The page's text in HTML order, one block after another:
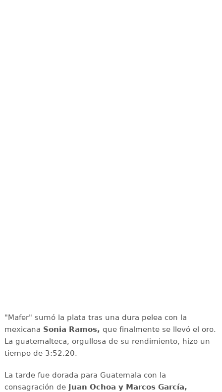
"Mafer" sumó la plata tras una dura pelea con la
mexicana Sonia Ramos, que finalmente se llevó el oro.
La guatemalteca, orgullosa de su rendimiento, hizo un
tiempo de 3:52.20.
La tarde fue dorada para Guatemala con la
consagración de Juan Ochoa y Marcos García,